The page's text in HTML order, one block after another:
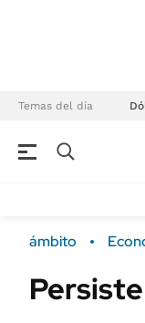
Temas del día
Campo
ámbito